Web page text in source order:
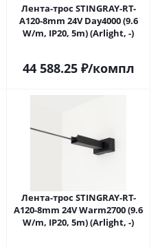
Лента-трос STINGRAY-RT-
A120-8mm 24V Day4000 (9.6
W/m, IP20, 5m) (Arlight, -)
44 588.25₽/компл
Лента-трос STINGRAY-RT-
A120-8mm 24V Warm2700 (9.6
W/m, IP20, 5m) (Arlight, -)